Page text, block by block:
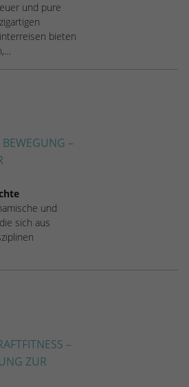
und pure
bieten
–
und
sich aus
–
ZUR
53600496-1
Analytics
Cookie identifiziert die Besucher
Geschlecht oder Interessen
zu vereinfachen.